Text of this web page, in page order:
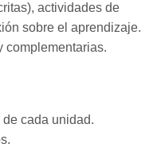
actividades de
sobre el aprendizaje.
complementarias.
cada unidad.